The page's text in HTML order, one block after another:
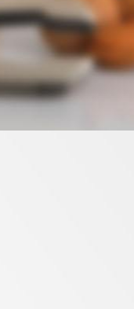
Кастрюля Berghoff
Cosmo 20 см., 3,8 л.
1936 грн